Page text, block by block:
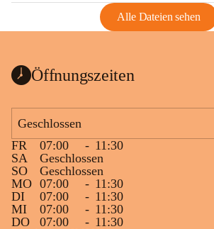
Alle Dateien sehen
Öffnungszeiten
Geschlossen
FR
07:00 - 11:30
SA
Geschlossen
SO
Geschlossen
MO 07:00 - 11:30
DI
07:00 - 11:30
MI
07:00 - 11:30
DO
07:00 - 11:30